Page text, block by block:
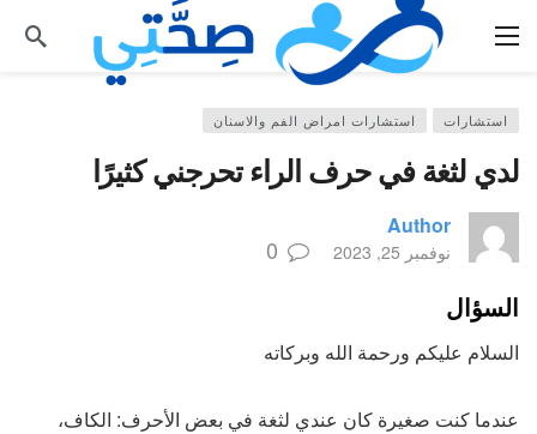
استشارات استشارات امراض الفم والاسنان
لدي لثغة في حرف الراء تحرجني كثيرًا
Author
نوفمبر 25, 2023 0
السؤال
السلام عليكم ورحمة الله وبركاته
عندما كنت صغيرة كان عندي لثغة في بعض الأحرف: الكاف،